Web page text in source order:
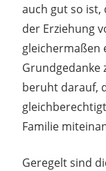
auch gut so ist,
der Erziehung
gleichermaßen
Grundgedanke
beruht darauf,
Familie
Geregelt sind